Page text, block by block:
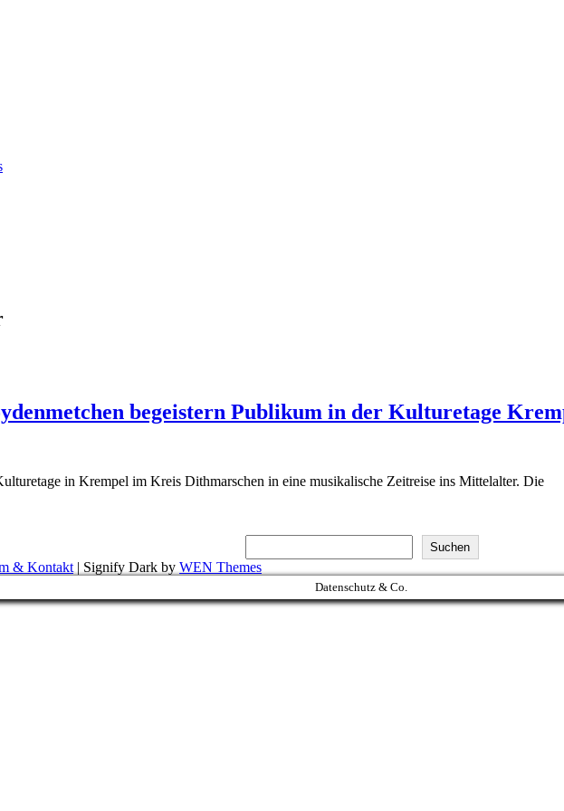
begeistern Publikum in der Kulturetage
in Krempel im Kreis Dithmarschen in eine musikalische Zeitreise ins Mittelalter. Die
Suchen
& Kontakt | Signify Dark by WEN Themes
Datenschutz & Co.